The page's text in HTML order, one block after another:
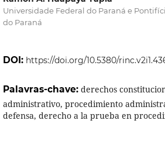
Universidade Federal do Paraná e
do Paraná
DOI: https://doi.org/10.5380/
Palavras-chave: derechos
administrativo, procedimiento
defensa, derecho a la prueba en